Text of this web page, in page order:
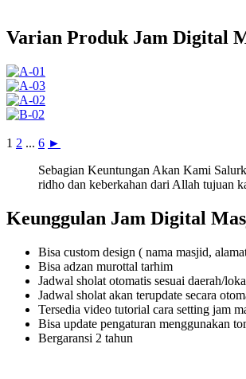
Varian Produk Jam Digital
1 2 ... 6 ►
Sebagian Keuntungan Akan Kami
ridho dan keberkahan dari Allah tujuan
Keunggulan Jam Digital
Bisa custom design ( nama masjid,
Bisa adzan murottal tarhim
Jadwal sholat otomatis sesuai daerah/
Jadwal sholat akan terupdate secara
Tersedia video tutorial cara setting jam
Bisa update pengaturan menggunakan
Bergaransi 2 tahun